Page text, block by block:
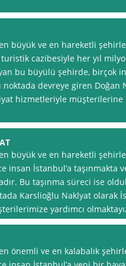
büyük ve en hareketli
cazibesiyle her yıl
bu büyülü şehirde, birçok
devreye giren Doğan
hizmetleriyle müşterilerine
büyük ve en hareketli
insan İstanbul’a taşınmakta
Bu taşınma süreci ise
Karslioğlu Naklyat olarak
yardımcı
önemli ve en kalabalık